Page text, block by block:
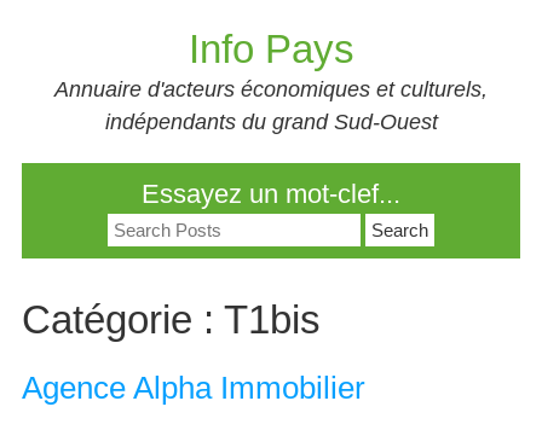
Info Pays
Annuaire d'acteurs économiques et culturels,
indépendants du grand Sud-Ouest
Essayez un mot-clef...
Search
for:
Catégorie : T1bis
Agence Alpha Immobilier